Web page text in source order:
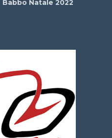
Babbo Natale 2022